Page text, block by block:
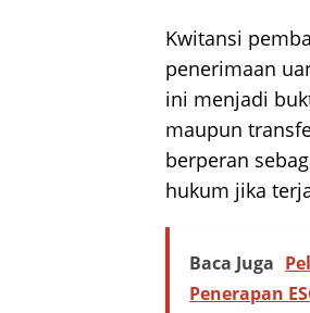
Kwitansi
penerimaan
ini menjadi
maupun
berperan
hukum jika
Baca Juga
Penerapan